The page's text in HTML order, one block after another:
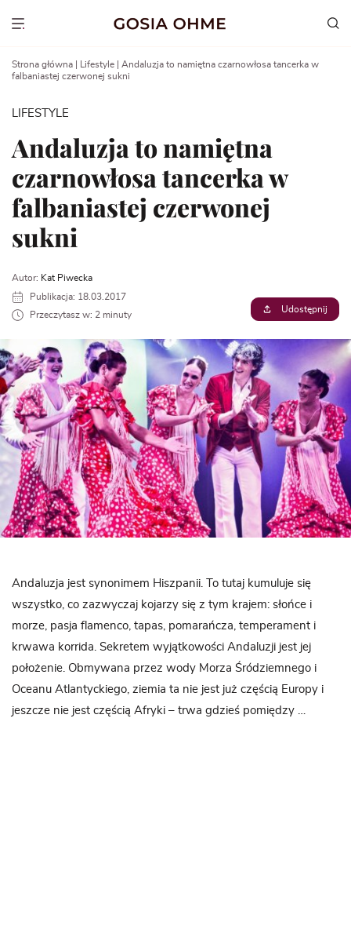
Show menu
Strona główna Lifestyle
Andaluzja to namiętna czarnowłosa tancerka w
falbaniastej czerwonej sukni
LIFESTYLE
Andaluzja to namiętna
czarnowłosa tancerka w
falbaniastej czerwonej
sukni
Autor: Kat Piwecka
Publikacja: 18.03.2017
Przeczytasz w: 2 minuty
Udostępnij
Andaluzja jest synonimem Hiszpanii. To tutaj kumuluje się
wszystko, co zazwyczaj kojarzy się z tym krajem: słońce i
morze, pasja flamenco, tapas, pomarańcza, temperament i
krwawa korrida. Sekretem wyjątkowości Andaluzji jest jej
położenie. Obmywana przez wody Morza Śródziemnego i
Oceanu Atlantyckiego, ziemia ta nie jest już częścią Europy i
jeszcze nie jest częścią Afryki – trwa gdzieś pomiędzy …